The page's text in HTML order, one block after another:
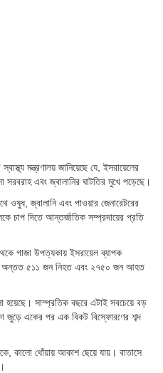
মন্ত্রণালয় জানিয়েছে যে, ইসরায়েলের
সরবরাহ এবং জ্বালানির ঘাটতির মুখে পড়েছে।
ওষুধ, জ্বালানি এবং পাওয়ার জেনারেটরের
চাপ দিতে আন্তর্জাতিক সম্প্রদায়ের প্রতি
গাজা উপত্যকায় ইসরায়েল ব্যাপক
অন্তত ৫১১ জন নিহত এবং ২৭৫০ জন আহত
হয়েছে। সাম্প্রতিক বছরে এটাই সবচেয়ে বড়
জুড়ে একের পর এক বিকট বিস্ফোরণের শব্দ
কালো ধোঁয়ায় আকাশ ছেয়ে যায়। বাতাসে